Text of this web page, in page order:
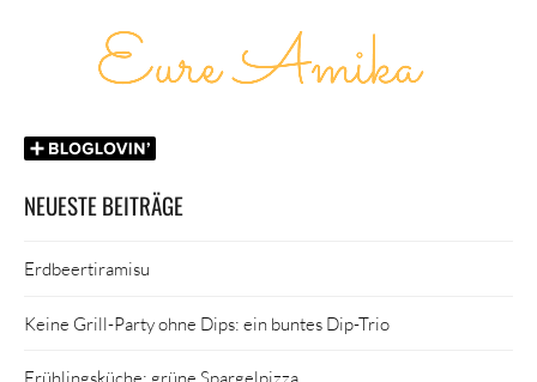
NEUESTE BEITRÄGE
Erdbeertiramisu
Keine Grill-Party ohne Dips: ein buntes Dip-Trio
Frühlingsküche: grüne Spargelpizza